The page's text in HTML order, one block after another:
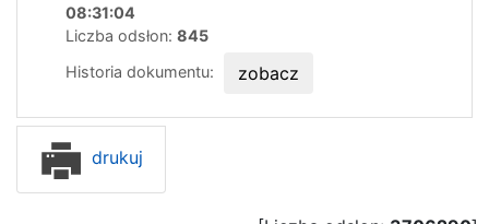
08:31:04
Liczba odsłon: 845
Historia dokumentu:
zobacz
drukuj